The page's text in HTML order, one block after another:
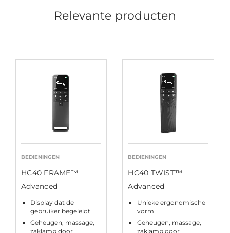
Relevante producten
BEDIENINGEN
HC40 FRAME™
Advanced
Display dat de
gebruiker begeleidt
Geheugen, massage,
zaklamp door
BEDIENINGEN
HC40 TWIST™
Advanced
Unieke ergonomische
vorm
Geheugen, massage,
zaklamp door